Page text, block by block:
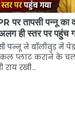
पर तापसी पन्नू का
ही स्तर पर पहुंच
पन्नू ने बॉलीवुड में
प्लांट कराने के
राय रखी…